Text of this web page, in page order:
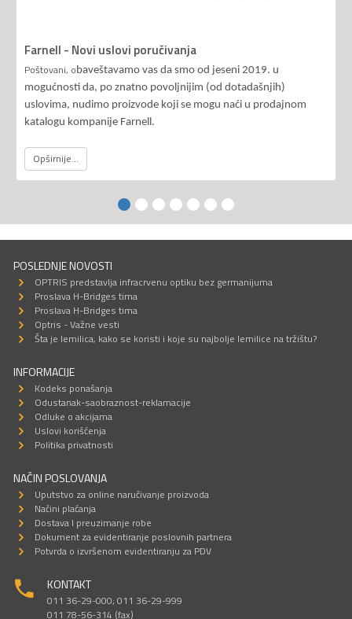
Farnell - Novi uslovi poručivanja
Poštovani, obaveštavamo vas da smo od jeseni 2019. u
mogućnosti da, po znatno povoljnijim (od dotadašnjih)
uslovima, nudimo proizvode koji se mogu naći u prodajnom
katalogu kompanije Farnell.
Opširnije...
POSLEDNJE NOVOSTI
OPTRIS predstavlja infracrvenu optiku bez germanijuma
Proslava H-Bridges tima
Proslava H-Bridges tima
Optris - Važne vesti
Šta je lemilica, kako se koristi i koje su najbolje lemilice na tržištu?
INFORMACIJE
Kodeks ponašanja
Odustanak-saobraznost-reklamacije
Odluke o akcijama
Uslovi korišćenja
Politika privatnosti
NAČIN POSLOVANJA
Uputstvo za online naručivanje proizvoda
Načini plaćanja
Dostava I preuzimanje robe
Dokument za evidentiranje poslovnih partnera
Potvrda o izvršenom evidentiranju za PDV
KONTAKT
011 36-29-000; 011 36-29-999
011 78-56-314 (fax)